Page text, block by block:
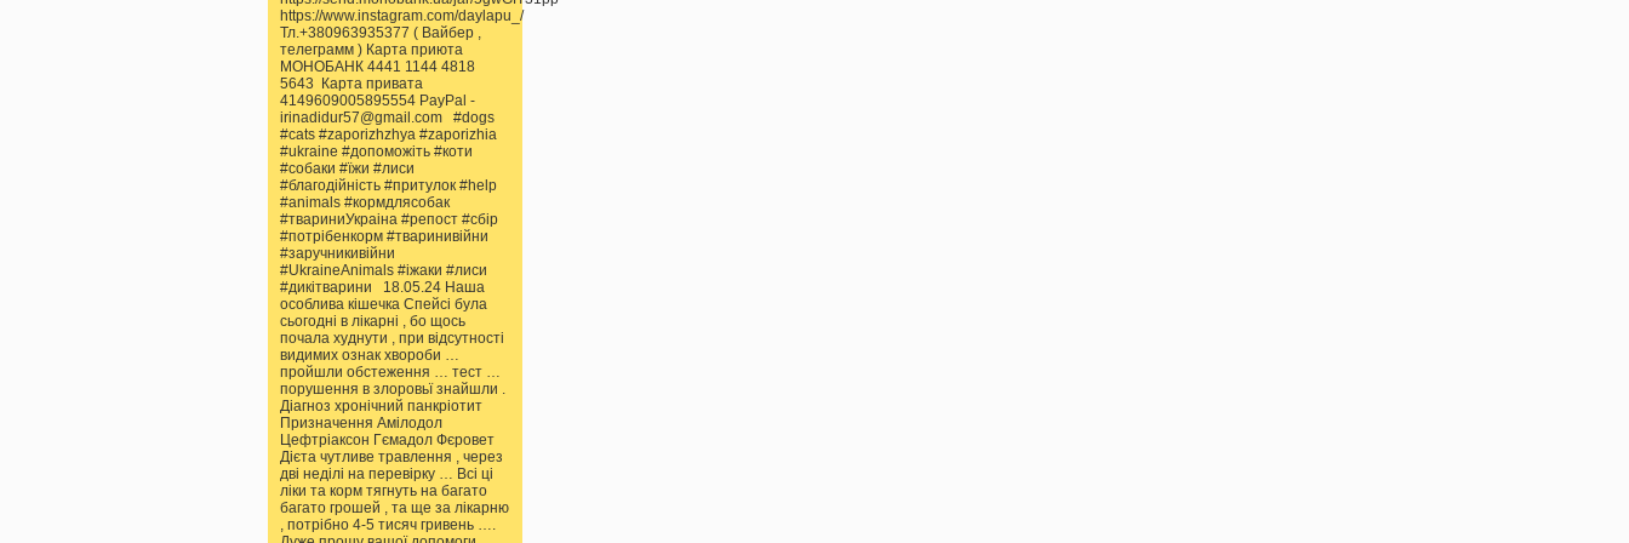
https://www.instagram.com/daylapu_/
Тл.+380963935377 ( Вайбер ,
телеграмм ) Карта приюта
МОНОБАНК 4441 1144 4818
5643 Карта привата
4149609005895554 PayPal -
irinadidur57@gmail.com #dogs
#cats #zaporizhzhya #zaporizhia
#ukraine #допоможіть #коти
#собаки #їжи #лиси
#благодійність #притулок #help
#animals #кормдлясобак
#твариниУкраіна #репост #сбір
#потрібенкорм #тваринивійни
#заручникивійни
#UkraineAnimals #іжаки #лиси
#дикітварини 18.05.24 Наша
особлива кішечка Спейсі була
сьогодні в лікарні , бо щось
почала худнути , при відсутності
видимих ознак хвороби …
пройшли обстеження … тест …
порушення в злоровьї знайшли .
Діагноз хронічний панкріотит
Призначення Амілодол
Цефтріаксон Гємадол Фєровет
Дієта чутливе травлення , через
дві неділі на перевірку … Всі ці
ліки та корм тягнуть на багато
багато грошей , та ще за лікарню
, потрібно 4-5 тисяч гривень ….